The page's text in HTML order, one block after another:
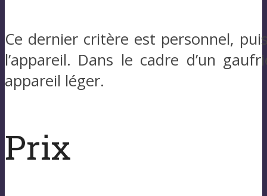
Ce dernier critère est personnel,
l’appareil. Dans le cadre d’un
appareil léger.
Prix